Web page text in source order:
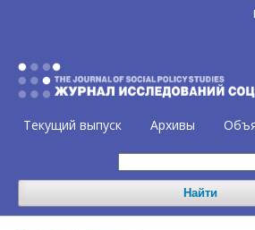
Текущий выпуск Архивы
Найти